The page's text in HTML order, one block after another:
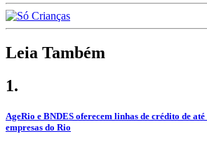
Leia Também
1.
AgeRio e BNDES oferecem linhas de crédito de
empresas do Rio